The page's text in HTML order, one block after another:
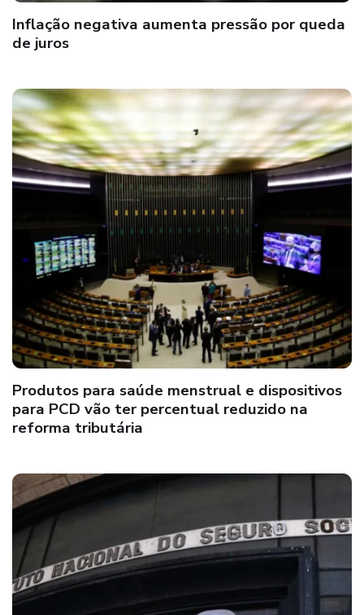
Inflação negativa aumenta pressão por queda
de juros
Produtos para saúde menstrual e dispositivos
para PCD vão ter percentual reduzido na
reforma tributária